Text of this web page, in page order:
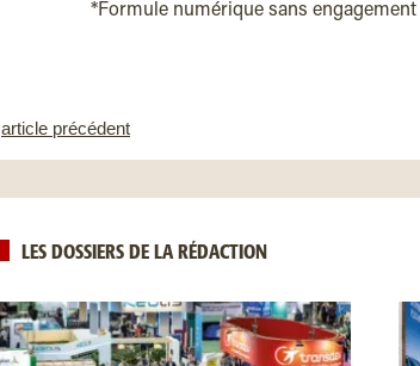
*Formule numérique sans engagement
article précédent
LES DOSSIERS DE LA RÉDACTION